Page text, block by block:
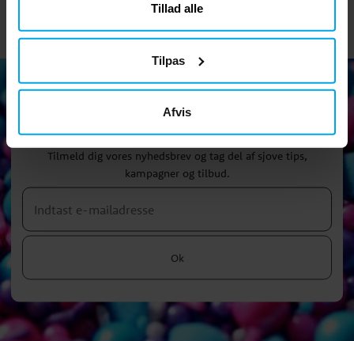
Tillad alle
Tilpas
Afvis
Nyhedsbrev
Tilmeld dig vores nyhedsbrev og tag del af sjove tips,
kampagner og tilbud.
Ok